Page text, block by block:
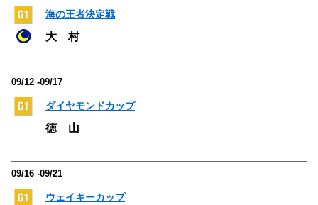
海の王者決定戦
大 村
09/12 -09/17
ダイヤモンドカップ
徳 山
09/16 -09/21
ウェイキーカップ